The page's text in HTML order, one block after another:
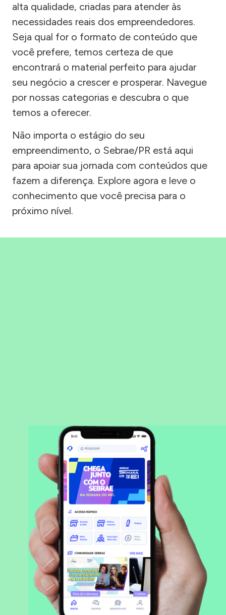
alta qualidade, criadas para atender às
necessidades reais dos empreendedores.
Seja qual for o formato de conteúdo que
você prefere, temos certeza de que
encontrará o material perfeito para ajudar
seu negócio a crescer e prosperar. Navegue
por nossas categorias e descubra o que
temos a oferecer.
Não importa o estágio do seu
empreendimento, o Sebrae/PR está aqui
para apoiar sua jornada com conteúdos que
fazem a diferença. Explore agora e leve o
conhecimento que você precisa para o
próximo nível.